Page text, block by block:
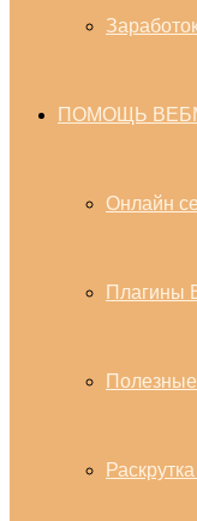
ПОМОЩЬ
Онлайн
Плагины